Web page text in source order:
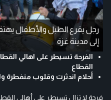
رجل يقرع الطبل والأطفال
إلى مدينة غزة
الفرحة تسيطر على اهالي
القطاع
أحلام اندثرت وقلوب منفطرة
فرحة لا تزال تسيطر على أهالي